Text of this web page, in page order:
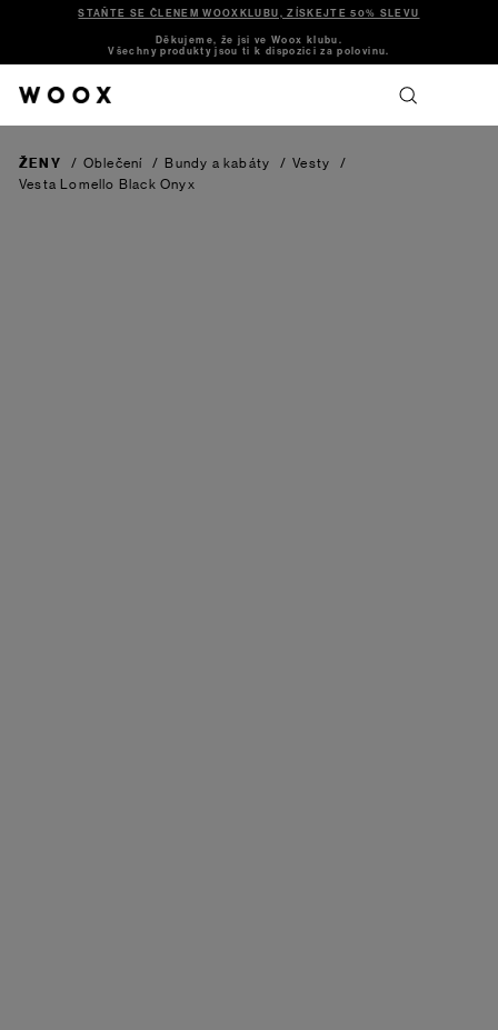
STAŇTE SE ČLENEM WOOXKLUBU, ZÍSKEJTE 50% SLEVU
Děkujeme, že jsi ve Woox klubu.
Všechny produkty jsou ti k dispozici za polovinu.
ŽENY / Oblečení / Bundy a kabáty / Vesty
/
Vesta Lomello Black Onyx